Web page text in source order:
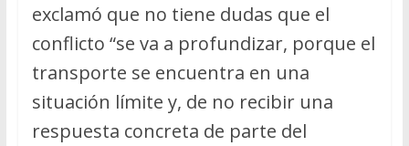
exclamó que no tiene dudas que el
conflicto “se va a profundizar, porque el
transporte se encuentra en una
situación límite y, de no recibir una
respuesta concreta de parte del